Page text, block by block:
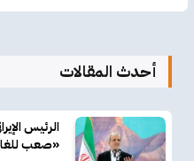
أحدث المقالات
الرئيس
«صعب